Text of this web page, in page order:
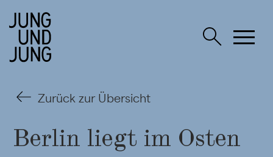
Zurück zur Übersicht
Berlin liegt im Osten